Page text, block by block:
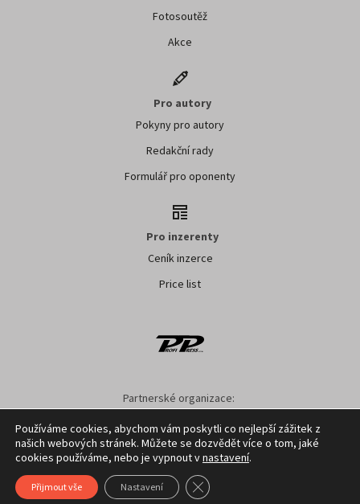
Fotosoutěž
Akce
Pro autory
Pokyny pro autory
Redakční rady
Formulář pro oponenty
Pro inzerenty
Ceník inzerce
Price list
Partnerské organizace:
Nastavení cookies GDPR Facebook Kontakt
Copyright © 2026 Profi Press s.r.o.
Používáme cookies, abychom vám poskytli co nejlepší zážitek z
našich webových stránek. Můžete se dozvědět více o tom, jaké
cookies používáme, nebo je vypnout vnastavení.
Přijmout vše Nastavení Zavřít cookie lištu GDPR